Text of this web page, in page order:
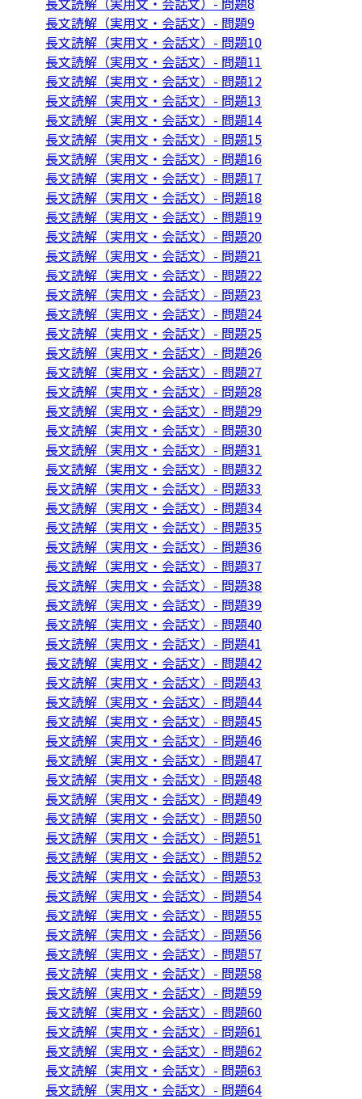
長文読解（実用文・会話文）- 問題9
長文読解（実用文・会話文）- 問題10
長文読解（実用文・会話文）- 問題11
長文読解（実用文・会話文）- 問題12
長文読解（実用文・会話文）- 問題13
長文読解（実用文・会話文）- 問題14
長文読解（実用文・会話文）- 問題15
長文読解（実用文・会話文）- 問題16
長文読解（実用文・会話文）- 問題17
長文読解（実用文・会話文）- 問題18
長文読解（実用文・会話文）- 問題19
長文読解（実用文・会話文）- 問題20
長文読解（実用文・会話文）- 問題21
長文読解（実用文・会話文）- 問題22
長文読解（実用文・会話文）- 問題23
長文読解（実用文・会話文）- 問題24
長文読解（実用文・会話文）- 問題25
長文読解（実用文・会話文）- 問題26
長文読解（実用文・会話文）- 問題27
長文読解（実用文・会話文）- 問題28
長文読解（実用文・会話文）- 問題29
長文読解（実用文・会話文）- 問題30
長文読解（実用文・会話文）- 問題31
長文読解（実用文・会話文）- 問題32
長文読解（実用文・会話文）- 問題33
長文読解（実用文・会話文）- 問題34
長文読解（実用文・会話文）- 問題35
長文読解（実用文・会話文）- 問題36
長文読解（実用文・会話文）- 問題37
長文読解（実用文・会話文）- 問題38
長文読解（実用文・会話文）- 問題39
長文読解（実用文・会話文）- 問題40
長文読解（実用文・会話文）- 問題41
長文読解（実用文・会話文）- 問題42
長文読解（実用文・会話文）- 問題43
長文読解（実用文・会話文）- 問題44
長文読解（実用文・会話文）- 問題45
長文読解（実用文・会話文）- 問題46
長文読解（実用文・会話文）- 問題47
長文読解（実用文・会話文）- 問題48
長文読解（実用文・会話文）- 問題49
長文読解（実用文・会話文）- 問題50
長文読解（実用文・会話文）- 問題51
長文読解（実用文・会話文）- 問題52
長文読解（実用文・会話文）- 問題53
長文読解（実用文・会話文）- 問題54
長文読解（実用文・会話文）- 問題55
長文読解（実用文・会話文）- 問題56
長文読解（実用文・会話文）- 問題57
長文読解（実用文・会話文）- 問題58
長文読解（実用文・会話文）- 問題59
長文読解（実用文・会話文）- 問題60
長文読解（実用文・会話文）- 問題61
長文読解（実用文・会話文）- 問題62
長文読解（実用文・会話文）- 問題63
長文読解（実用文・会話文）- 問題64